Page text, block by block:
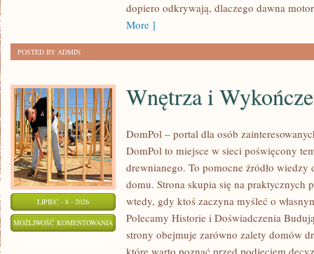
dopiero odkrywają, dlaczego dawna
More ]
POSTED BY ADMIN
LIPIEC - 8 - 2026
MOŻLIWOŚĆ KOMENTOWANIA WNĘTRZA
Wnętrza i
DomPol – portal dla osób
DomPol to miejsce w sieci poświęcony
drewnianego. To pomocne źródło
domu. Strona skupia się na praktycznych
wtedy, gdy ktoś zaczyna myśleć o
Polecamy Historie i Doświadczenia
strony obejmuje zarówno zalety domów
które warto poznać przed podjęciem